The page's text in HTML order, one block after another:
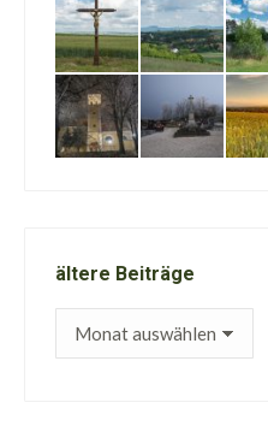
ältere Beiträge
ältere